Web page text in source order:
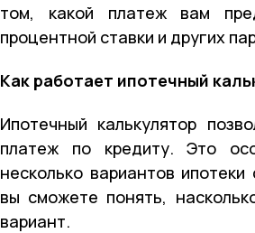
том, какой платеж вам
процентной ставки и других
Как работает ипотечный
Ипотечный калькулятор
платеж по кредиту. Это
несколько вариантов
вы сможете понять,
вариант.